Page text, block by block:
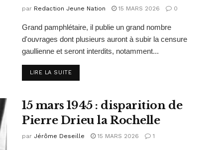
par Redaction Jeune Nation 15 MARS 2026 0
Grand pamphlétaire, il publie un grand nombre
d'ouvrages dont plusieurs auront à subir la censure
gaullienne et seront interdits, notamment...
LIRE LA SUITEDETAILS
15 mars 1945 : disparition de
Pierre Drieu la Rochelle
par Jérôme Deseille 15 MARS 2026 1